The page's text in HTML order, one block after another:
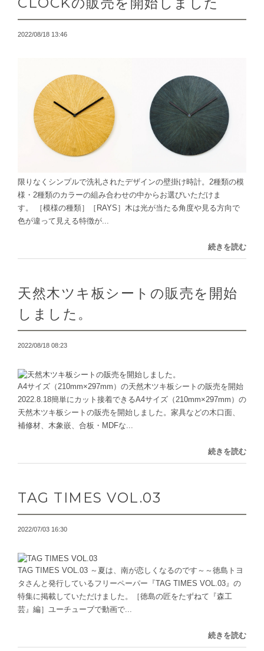
2022/08/18 13:46
限りなくシンプルで洗礼されたデザインの壁掛け時計。2種類の模
様・2種類のカラーの組み合わせの中からお選びいただけま
す。 ［模様の種類］［RAYS］木は光が当たる角度や見る方向で
色が違って見える特徴が...
続きを読む
天然木ツキ板シートの販売を開始
しました。
2022/08/18 08:23
A4サイズ（210mm×297mm）の天然木ツキ板シートの販売を開始
2022.8.18簡単にカット接着できるA4サイズ（210mm×297mm）の
天然木ツキ板シートの販売を開始しました。家具などの⽊⼝⾯、
補修材、⽊象嵌、合板・MDFな...
続きを読む
TAG TIMES VOL.03
2022/07/03 16:30
TAG TIMES VOL.03 ～夏は、南が恋しくなるのです～～徳島トヨ
タさんと発行しているフリーペーパー『TAG TIMES VOL.03』の
特集に掲載していただけました。［徳島の匠をたずねて『森工
芸』編］ユーチューブで動画で...
続きを読む